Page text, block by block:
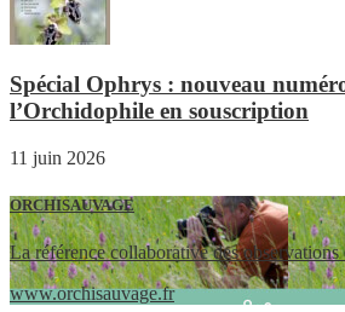
Spécial Ophrys : nouveau
l’Orchidophile en souscription
11 juin 2026
ORCHISAUVAGE
La référence collaborative des observations
www.orchisauvage.fr